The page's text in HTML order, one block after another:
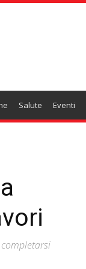
Salute Eventi